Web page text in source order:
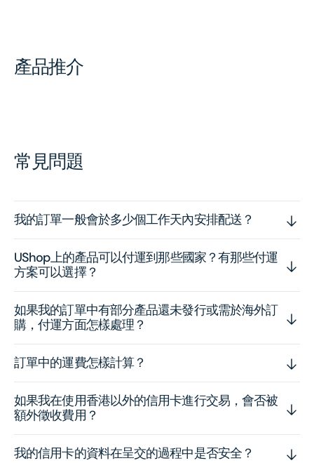
產品推介
常見問題
我的訂單一般會於多少個工作天內安排配送？
UShop上的產品可以付運到那些國家？有那些付運
方案可以選擇？
如果我的訂單中有部分產品還未發行或需於海外訂
購，付運方面怎樣處理？
訂單中的運費怎樣計算？
如果我在使用香港以外的信用卡進行交易，會否被
額外徵收費用？
我的信用卡的資料在呈交的過程中是否安全？